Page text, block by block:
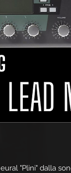
"Plini" dalla